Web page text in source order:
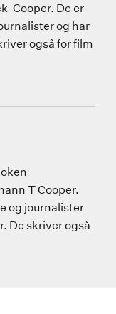
Cooper. De er
og har
også for film
T Cooper.
og journalister
De skriver også